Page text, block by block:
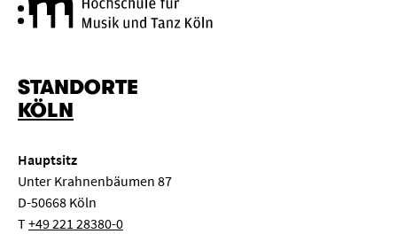
STANDORTE
KÖLN
Hauptsitz
Unter Krahnenbäumen 87
D-50668 Köln
T+49 221 28380-0